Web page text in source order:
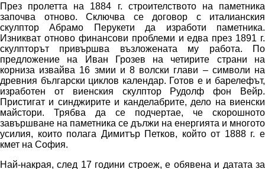
През пролетта на 1884 г. строителството на паметника
започва отново. Сключва се договор с италианския
скулптор Абрамо Перукети да изработи паметника.
Изникват отново финансови проблеми и едва през 1891 г.
скулпторът привършва възложената му работа. По
предложение на Иван Грозев на четирите страни на
корниза извайва 16 змии и 8 волски глави – символи на
древния български циклов календар. Готов е и барелефът,
изработен от виенския скулптор Рудолф фон Вейр.
Пристигат и синджирите и канделабрите, дело на виенски
майстори. Трябва да се подчертае, че скорошното
завършване на паметника се дължи на енергията и многото
усилия, които полага Димитър Петков, който от 1888 г. е
кмет на София.
Най-накрая, след 17 години строеж, е обявена и датата за